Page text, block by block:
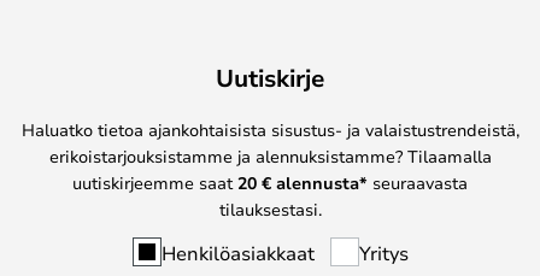
Uutiskirje
Haluatko tietoa ajankohtaisista sisustus- ja valaistustrendeistä,
erikoistarjouksistamme ja alennuksistamme? Tilaamalla
uutiskirjeemme saat 20 € alennusta* seuraavasta
tilauksestasi.
Henkilöasiakkaat Yritys